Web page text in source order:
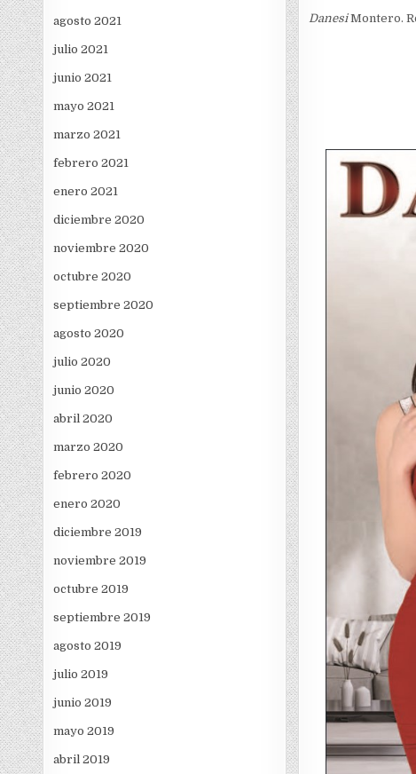
agosto 2021
julio 2021
junio 2021
mayo 2021
marzo 2021
febrero 2021
enero 2021
diciembre 2020
noviembre 2020
octubre 2020
septiembre 2020
agosto 2020
julio 2020
junio 2020
abril 2020
marzo 2020
febrero 2020
enero 2020
diciembre 2019
noviembre 2019
octubre 2019
septiembre 2019
agosto 2019
julio 2019
junio 2019
mayo 2019
abril 2019
DanesiMontero.